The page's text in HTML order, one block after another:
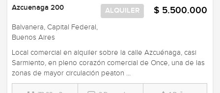
$ 5.500.000
ALQUILER
Azcuenaga 200
Balvanera, Capital Federal,
Buenos Aires
Local comercial en alquiler sobre la calle Azcuénaga, casi
Sarmiento, en pleno corazón comercial de Once, una de las
zonas de mayor circulación peaton ...